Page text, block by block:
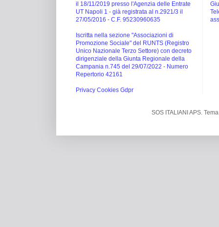
il 18/11/2019 presso l'Agenzia delle Entrate
UT Napoli 1 - già registrata al n.2921/3 il
27/05/2016 - C.F. 95230960635
Iscritta nella sezione "Associazioni di
Promozione Sociale" del RUNTS (Registro
Unico Nazionale Terzo Settore) con decreto
dirigenziale della Giunta Regionale della
Campania n.745 del 29/07/2022 - Numero
Repertorio 42161
Privacy Cookies Gdpr
SOS ITALIANI APS.